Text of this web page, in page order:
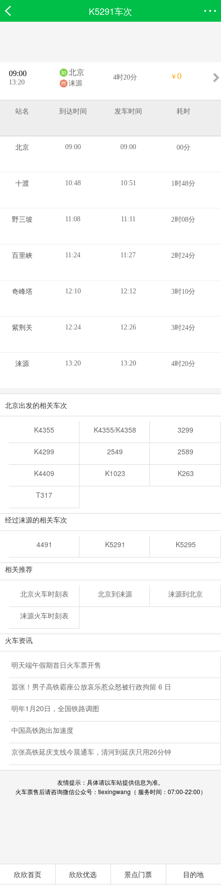
K5291车次
09:00
13:20
北京
涞源
4时20分 ￥ 0
站名 到达时间 发车时间 耗时
北京 09:00 09:00 00分
十渡 10:48 10:51 1时48分
野三坡 11:08 11:11 2时08分
百里峡 11:24 11:27 2时24分
奇峰塔 12:10 12:12 3时10分
紫荆关 12:24 12:26 3时24分
涞源 13:20 13:20 4时20分
北京出发的相关车次
K4355 K4355/K4358 3299
K4299 2549 2589
K4409 K1023 K263
T317
经过涞源的相关车次
4491 K5291 K5295
相关推荐
北京火车时刻表 北京到涞源 涞源到北京
涞源火车时刻表
火车资讯
明天端午假期首日火车票开售
嚣张！男子高铁霸座公放哀乐惹众怒被行政拘留 6 日
明年1月20日，全国铁路调图
中国高铁跑出加速度
京张高铁延庆支线今晨通车，清河到延庆只用26分钟
友情提示：具体请以车站提供信息为准。
火车票售后请咨询微信公众号：tiexingwang（ 服务时间：07:00-22:00）
欣欣首页 欣欣优选 景点门票 目的地